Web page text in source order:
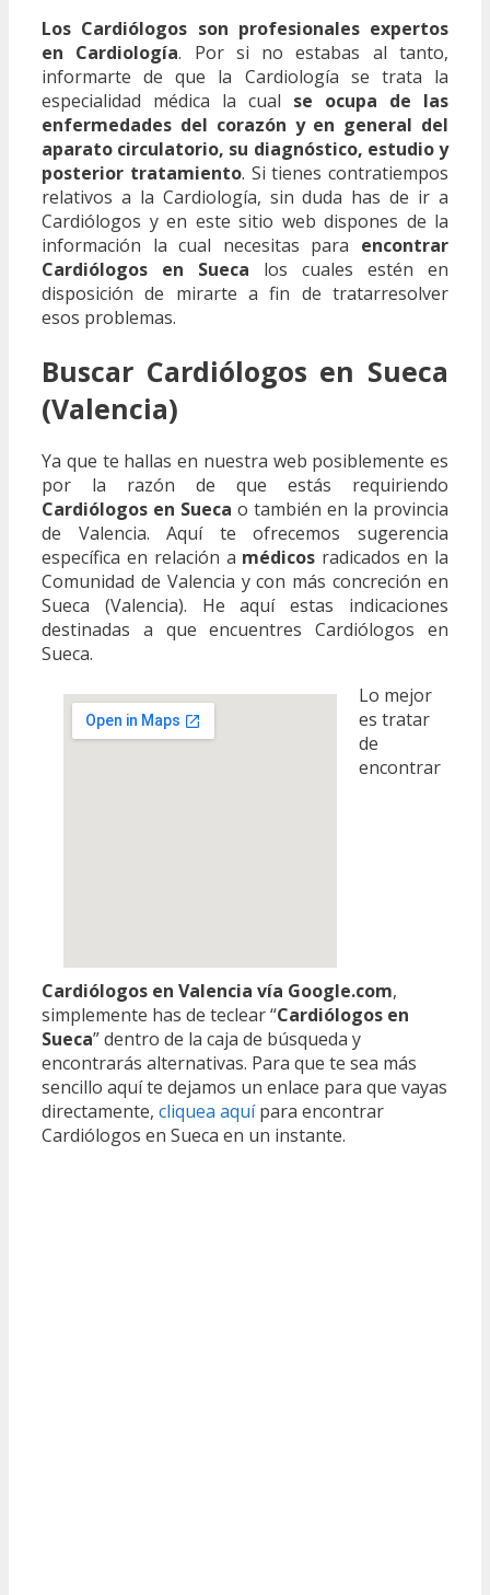
Los Cardiólogos son profesionales expertos
en Cardiología. Por si no estabas al tanto,
informarte de que la Cardiología se trata la
especialidad médica la cual se ocupa de las
enfermedades del corazón y en general del
aparato circulatorio, su diagnóstico, estudio y
posterior tratamiento. Si tienes contratiempos
relativos a la Cardiología, sin duda has de ir a
Cardiólogos y en este sitio web dispones de la
información la cual necesitas para encontrar
Cardiólogos en Sueca los cuales estén en
disposición de mirarte a fin de tratarresolver
esos problemas.
Buscar Cardiólogos en Sueca
(Valencia)
Ya que te hallas en nuestra web posiblemente es
por la razón de que estás requiriendo
Cardiólogos en Sueca o también en la provincia
de Valencia. Aquí te ofrecemos sugerencia
específica en relación a médicos radicados en la
Comunidad de Valencia y con más concreción en
Sueca (Valencia). He aquí estas indicaciones
destinadas a que encuentres Cardiólogos en
Sueca.
Lo mejor
es tratar
de
encontrar
Cardiólogos en Valencia vía Google.com,
simplemente has de teclear “Cardiólogos en
Sueca” dentro de la caja de búsqueda y
encontrarás alternativas. Para que te sea más
sencillo aquí te dejamos un enlace para que vayas
directamente, cliquea aquípara encontrar
Cardiólogos en Sueca en un instante.